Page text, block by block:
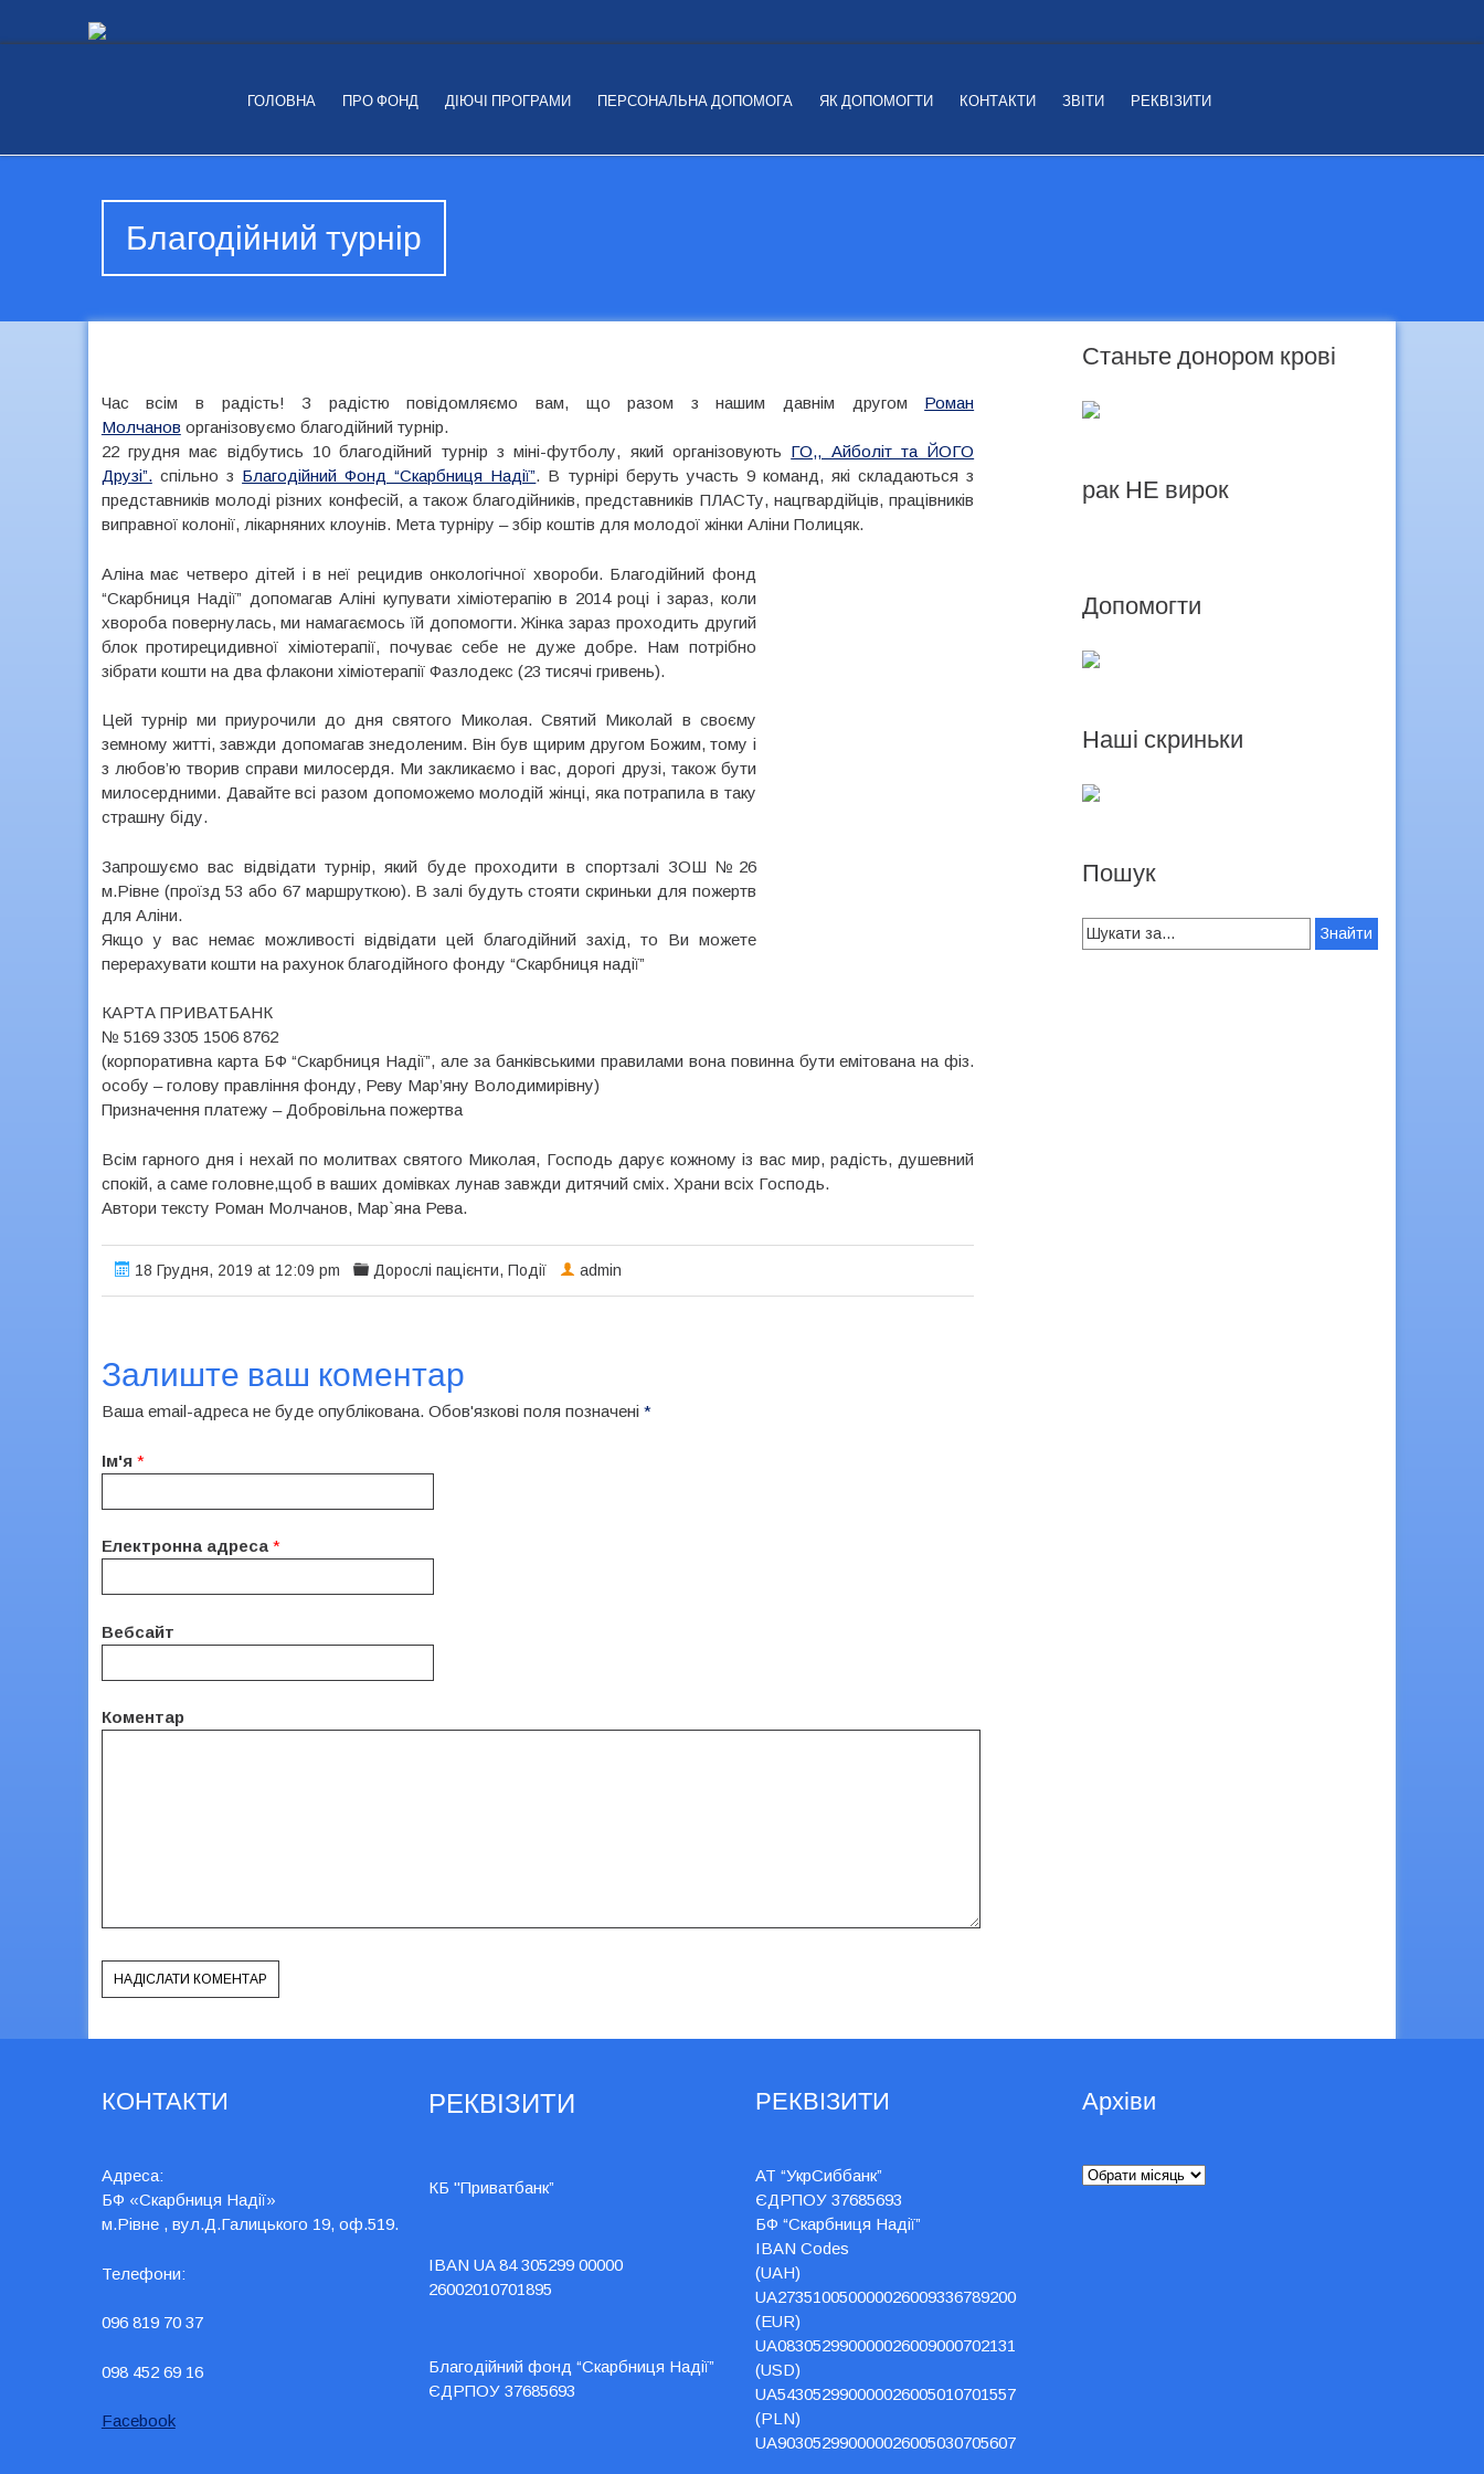
ГОЛОВНА ПРО ФОНД ДІЮЧІ ПРОГРАМИ ПЕРСОНАЛЬНА ДОПОМОГА ЯК ДОПОМОГТИ КОНТАКТИ ЗВІТИ РЕКВІЗИТИ
Благодійний турнір
Час всім в радість! З радістю повідомляємо вам, що разом з нашим давнім другом Роман
Молчанов організовуємо благодійний турнір.
22 грудня має відбутись 10 благодійний турнір з міні-футболу, який організовують ГО,, Айболіт та ЙОГО
Друзі”. спільно з Благодійний Фонд “Скарбниця Надії”. В турнірі беруть участь 9 команд, які складаються з
представників молоді різних конфесій, а також благодійників, представників ПЛАСТу, нацгвардійців, працівників
виправної колонії, лікарняних клоунів. Мета турніру – збір коштів для молодої жінки Аліни Полицяк.
Аліна має четверо дітей і в неї рецидив онкологічної хвороби. Благодійний фонд
“Скарбниця Надії” допомагав Аліні купувати хіміотерапію в 2014 році і зараз, коли
хвороба повернулась, ми намагаємось їй допомогти. Жінка зараз проходить другий
блок протирецидивної хіміотерапії, почуває себе не дуже добре. Нам потрібно
зібрати кошти на два флакони хіміотерапії Фазлодекс (23 тисячі гривень).
Цей турнір ми приурочили до дня святого Миколая. Святий Миколай в своєму
земному житті, завжди допомагав знедоленим. Він був щирим другом Божим, тому і
з любов’ю творив справи милосердя. Ми закликаємо і вас, дорогі друзі, також бути
милосердними. Давайте всі разом допоможемо молодій жінці, яка потрапила в таку
страшну біду.
Запрошуємо вас відвідати турнір, який буде проходити в спортзалі ЗОШ №26
м.Рівне (проїзд 53 або 67 маршруткою). В залі будуть стояти скриньки для пожертв
для Аліни.
Якщо у вас немає можливості відвідати цей благодійний захід, то Ви можете
перерахувати кошти на рахунок благодійного фонду “Скарбниця надії”
КАРТА ПРИВАТБАНК
№ 5169 3305 1506 8762
(корпоративна карта БФ “Скарбниця Надії”, але за банківськими правилами вона повинна бути емітована на фіз.
особу – голову правління фонду, Реву Мар’яну Володимирівну)
Призначення платежу – Добровільна пожертва
Всім гарного дня і нехай по молитвах святого Миколая, Господь дарує кожному із вас мир, радість, душевний
спокій, а саме головне,щоб в ваших домівках лунав завжди дитячий сміх. Храни всіх Господь.
Автори тексту Роман Молчанов, Мар`яна Рева.
18 Грудня, 2019 at 12:09 pm Дорослі пацієнти, Події admin
Залиште ваш коментар
Ваша email-адреса не буде опублікована. Обов'язкові поля позначені *
Ім'я *
Електронна адреса *
Вебсайт
Коментар
Станьте донором крові
рак НЕ вирок
Допомогти
Наші скриньки
Пошук
Search
for:
КОНТАКТИ
Адреса:
БФ «Скарбниця Надії»
м.Рівне , вул.Д.Галицького 19, оф.519.
Телефони:
096 819 70 37
098 452 69 16
Facebook
РЕКВІЗИТИ
КБ "Приватбанк”
IBAN UA 84 305299 00000
26002010701895
Благодійний фонд “Скарбниця Надії”
ЄДРПОУ 37685693
РЕКВІЗИТИ
АТ “УкрСиббанк”
ЄДРПОУ 37685693
БФ “Скарбниця Надії”
IBAN Codes
(UAH)
UA273510050000026009336789200
(EUR)
UA083052990000026009000702131
(USD)
UA543052990000026005010701557
(PLN)
UA903052990000026005030705607
Архіви
Архіви